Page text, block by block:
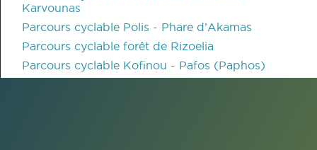
Karvounas
Parcours cyclable Polis - Phare d’Akamas
Parcours cyclable forêt de Rizoelia
Parcours cyclable Kofinou - Pafos (Paphos)